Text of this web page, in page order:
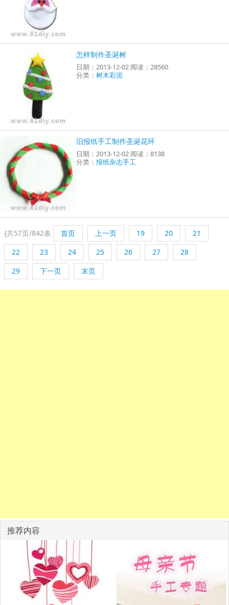
怎样制作圣诞树
日期：2013-12-02 阅读：28560
分类：树木彩泥
旧报纸手工制作圣诞花环
日期：2013-12-02 阅读：8138
分类：报纸杂志手工
{共57页/842条 首页 上一页 19 20
21
22
23 24 25 26 27
28
29
下一页 末页
推荐内容